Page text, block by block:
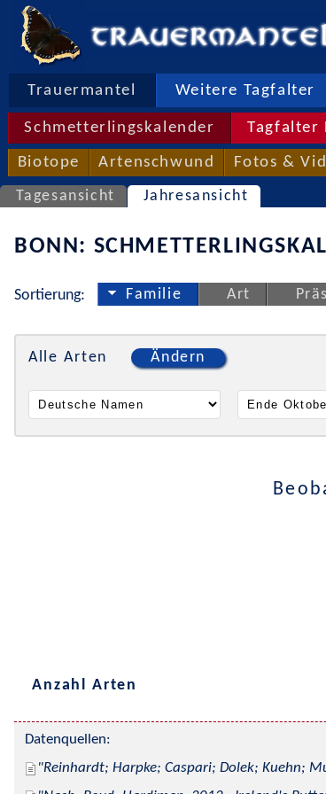
Trauermantel Weitere Tagfalter
Schmetterlingskalender Tagfalter
Biotope Artenschwund Fotos &
Tagesansicht Jahresansicht
BONN:
Sortierung: Familie Art
Alle Arten Ändern
Anzahl Arten
Datenquellen:
Reinhardt; Harpke; Caspari; Dolek; Kuehn;